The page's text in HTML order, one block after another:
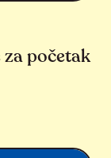
za početak